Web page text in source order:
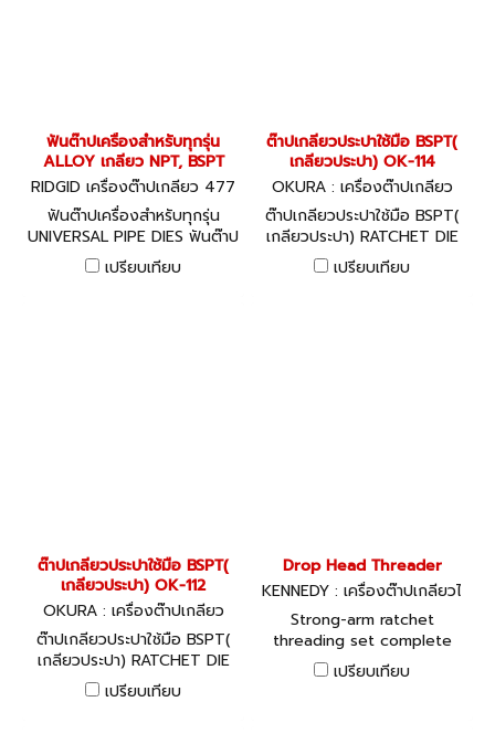
ฟันต๊าปเครื่องสำหรับทุกรุ่น
ALLOY เกลียว NPT, BSPT
RIDGID เครื่องต๊าปเกลียว 477
35-66670
ฟันต๊าปเครื่องสำหรับทุกรุ่น
UNIVERSAL PIPE DIES ฟันต๊าป
เกลียวแป๊ป เกรดอัลลอย
ALLOY
เปรียบเทียบ
ต๊าปเกลียวประปาใช้มือ BSPT(
เกลียวประปา) OK-114
OKURA : เครื่องต๊าปเกลียว
ต๊าปเกลียวประปาใช้มือ BSPT(
เกลียวประปา) RATCHET DIE
STOCKS
เปรียบเทียบ
ต๊าปเกลียวประปาใช้มือ BSPT(
เกลียวประปา) OK-112
OKURA : เครื่องต๊าปเกลียว
ต๊าปเกลียวประปาใช้มือ BSPT(
เกลียวประปา) RATCHET DIE
STOCKS
เปรียบเทียบ
Drop Head Threader
KENNEDY : เครื่องต๊าปเกลียวไ
Strong-arm ratchet
threading set complete
with 1/2, 3/4 and 1 quick
change dies. Manufactured
เปรียบเทียบ